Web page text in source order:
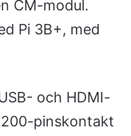
CM-modul.
Pi 3B+, med
och HDMI-
pinskontakt